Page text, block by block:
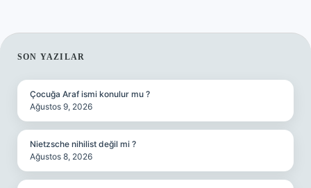
SIDEBAR
SON YAZILAR
Çocuğa Araf ismi konulur mu ?
Ağustos 9, 2026
Nietzsche nihilist değil mi ?
Ağustos 8, 2026